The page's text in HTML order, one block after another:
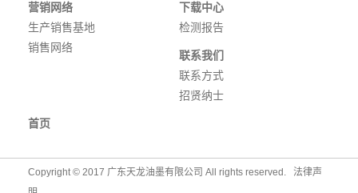
营销网络
生产销售基地
销售网络
下载中心
检测报告
联系我们
联系方式
招贤纳士
首页
Copyright © 2017 广东天龙油墨有限公司 All rights reserved. 法律声